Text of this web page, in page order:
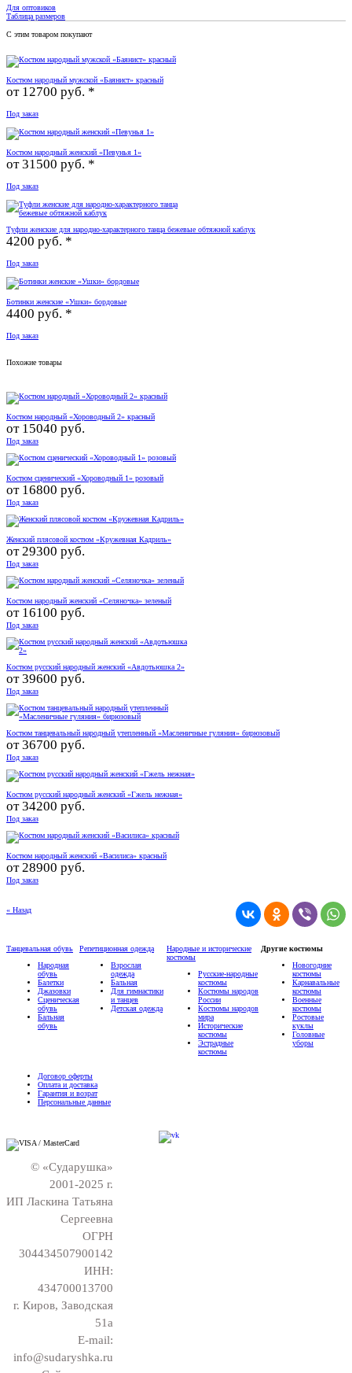
Для оптовиков
Таблица размеров
С этим товаром покупают
Костюм народный мужской «Баянист» красный
от 12700 руб. *
Под заказ
Костюм народный женский «Певунья 1»
от31500 руб. *
Под заказ
Туфли женские для народно-характерного танца бежевые обтяжной каблук
4200 руб. *
Под заказ
Ботинки женские «Ушки» бордовые
4400 руб. *
Под заказ
Похожие товары
Костюм народный «Хороводный 2» красный
от 15040 руб.
Под заказ
Костюм сценический «Хороводный 1» розовый
от 16800 руб.
Под заказ
Женский плясовой костюм «Кружевная Кадриль»
от29300 руб.
Под заказ
Костюм народный женский «Селяночка» зеленый
от 16100 руб.
Под заказ
Костюм русский народный женский «Авдотьюшка 2»
от39600 руб.
Под заказ
Костюм танцевальный народный утепленный «Масленичные гуляния» бирюзовый
от36700 руб.
Под заказ
Костюм русский народный женский «Гжель нежная»
от34200 руб.
Под заказ
Костюм народный женский «Василиса» красный
от28900 руб.
Под заказ
« Назад
Танцевальная обувь
Народная
обувь
Балетки
Джазовки
Сценическая
обувь
Бальная
обувь
Репетиционная одежда
Взрослая
одежда
Бальная
Для гимнастики
и танцев
Детская одежда
Народные и исторические
костюмы
Русские-народные
костюмы
Костюмы народов
России
Костюмы народов
мира
Исторические
костюмы
Эстрадные
костюмы
Другие костюмы
Новогодние
костюмы
Карнавальные
костюмы
Военные
костюмы
Ростовые
куклы
Головные
уборы
Договор оферты
Оплата и доставка
Гарантия и возрат
Персональные данные
© «Сударушка»
2001-2025 г.
ИП Ласкина Татьяна
Сергеевна
ОГРН
304434507900142
ИНН:
434700013700
г. Киров, Заводская
51а
E-mail:
info@sudaryshka.ru